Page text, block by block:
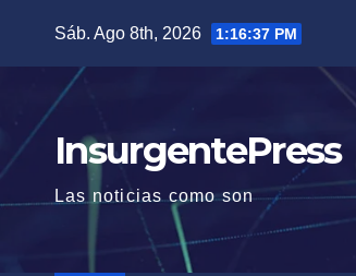
contenido
Sáb. Ago 8th, 2026 1:16:38 PM
InsurgentePress
Las noticias como son